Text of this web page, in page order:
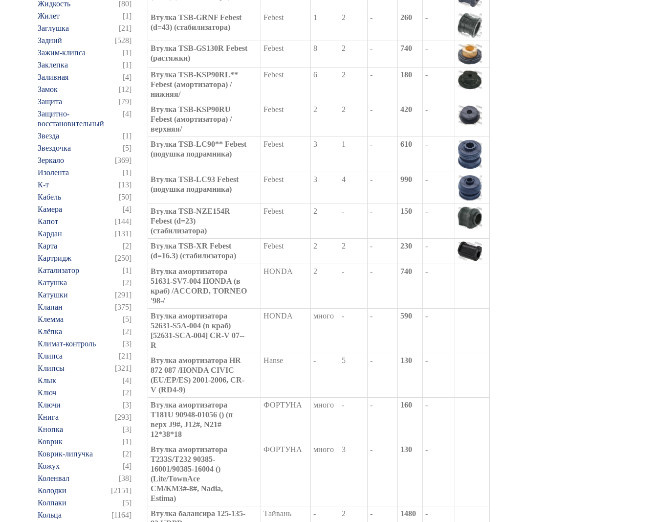
Жидкость
[80]
Жилет
[1]
Заглушка
[21]
Задний
[528]
Зажим-клипса
[1]
Заклепка
[1]
Заливная
[4]
Замок
[12]
Защита
[79]
Защитно-
восстановительный
[4]
Звезда
[1]
Звездочка
[5]
Зеркало
[369]
Изолента
[1]
К-т
[13]
Кабель
[50]
Камера
[4]
Капот
[144]
Кардан
[131]
Карта
[2]
Картридж
[250]
Катализатор
[1]
Катушка
[2]
Катушки
[291]
Клапан
[375]
Клемма
[5]
Клёпка
[2]
Климат-контроль
[3]
Клипса
[21]
Клипсы
[321]
Клык
[4]
Ключ
[2]
Ключи
[3]
Книга
[293]
Кнопка
[3]
Коврик
[1]
Коврик-липучка
[2]
Кожух
[4]
Коленвал
[38]
Колодки
[2151]
Колпаки
[5]
Кольца
[1164]
Втулка TSB-GRNF Febest
(d=43) (стабилизатора)
Febest 1 2 - 260 -
Втулка TSB-GS130R Febest
(растяжки)
Febest 8 2 - 740 -
Втулка TSB-KSP90RL**
Febest (амортизатора) /
нижняя/
Febest 6 2 - 180 -
Втулка TSB-KSP90RU
Febest (амортизатора) /
верхняя/
Febest 2 2 - 420 -
Втулка TSB-LC90** Febest
(подушка подрамника)
Febest 3 1 - 610 -
Втулка TSB-LC93 Febest
(подушка подрамника)
Febest 3 4 - 990 -
Втулка TSB-NZE154R
Febest (d=23)
(стабилизатора)
Febest 2 - - 150 -
Втулка TSB-XR Febest
(d=16.3) (стабилизатора)
Febest 2 2 - 230 -
Втулка амортизатора
51631-SV7-004 HONDA (в
краб) /ACCORD, TORNEO
'98-/
HONDA 2 - - 740 -
Втулка амортизатора
52631-S5A-004 (в краб)
[52631-SCA-004] CR-V 07--
R
HONDA много - - 590 -
Втулка амортизатора HR
872 087 /HONDA CIVIC
(EU/EP/ES) 2001-2006, CR-
V (RD4-9)
Hanse - 5 - 130 -
Втулка амортизатора
T181U 90948-01056 () (п
верх J9#, J12#, N21#
12*38*18
ФОРТУНА много - - 160 -
Втулка амортизатора
T233S/T232 90385-
16001/90385-16004 ()
(Lite/TownAce
CM/KM3#-8#, Nadia,
Estima)
ФОРТУНА много 3 - 130 -
Втулка балансира 125-135-
Тайвань - 2 - 1480 -